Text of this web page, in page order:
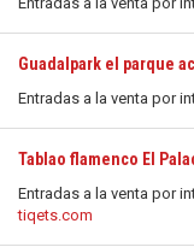
Guadalpark el parque
Entradas a la venta por
Tablao flamenco El
Entradas a la venta por
tiqets.com